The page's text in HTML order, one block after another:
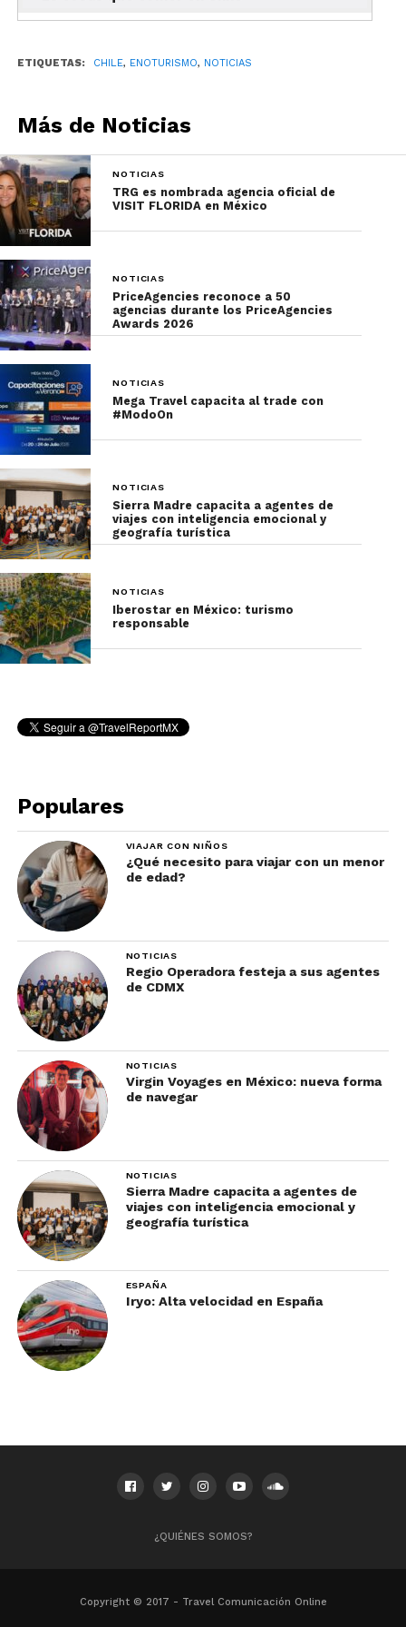
Corfo están impulsando con los Programas
desarrollar y fortalecer dicha industria en Chile y
competitiva y sustentable.
ETIQUETAS: CHILE, ENOTURISMO, NOTICIAS
Más de Noticias
NOTICIAS
TRG es nombrada agencia oficial de
VISIT FLORIDA en México
NOTICIAS
PriceAgencies reconoce a 50
agencias durante los PriceAgencies
Awards 2026
NOTICIAS
Mega Travel capacita al trade con
#ModoOn
NOTICIAS
Sierra Madre capacita a agentes de
viajes con inteligencia emocional y
geografía turística
NOTICIAS
Iberostar en México: turismo
responsable
Populares
VIAJAR CON NIÑOS
¿Qué necesito para viajar con un menor
de edad?
NOTICIAS
Regio Operadora festeja a sus agentes
de CDMX
NOTICIAS
Virgin Voyages en México: nueva forma
de navegar
NOTICIAS
Sierra Madre capacita a agentes de
viajes con inteligencia emocional y
geografía turística
ESPAÑA
Iryo: Alta velocidad en España
¿QUIÉNES SOMOS?
Copyright © 2017 - Travel Comunicación Online